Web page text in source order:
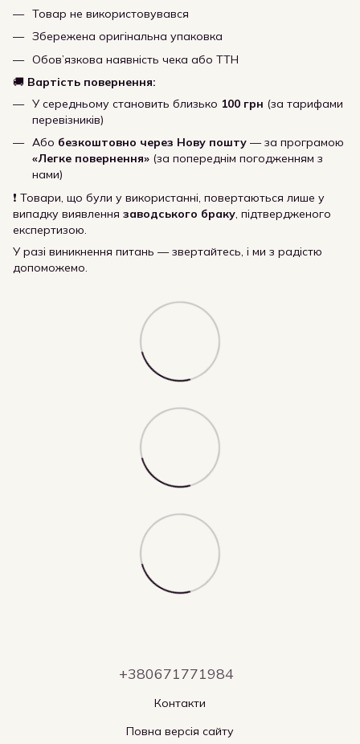
Товар не використовувався
Збережена оригінальна упаковка
Обов’язкова наявність чека або ТТН
🚚 Вартість повернення:
У середньому становить близько 100 грн (за тарифами
перевізників)
Або безкоштовно через Нову пошту — за програмою
«Легке повернення» (за попереднім погодженням з
нами)
❗ Товари, що були у використанні, повертаються лише у
випадку виявлення заводського браку, підтвердженого
експертизою.
У разі виникнення питань — звертайтесь, і ми з радістю
допоможемо.
+380671771984
Контакти
Повна версія сайту